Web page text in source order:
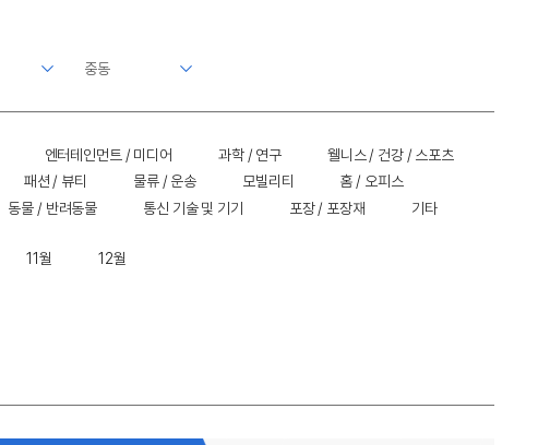
엔터테인먼트 / 미디어 과학 / 연구
웰니스 / 건강 / 스포츠
패션 / 뷰티 물류 / 운송 모빌리티
홈 / 오피스
동물 / 반려동물 통신 기술 및 기기 포장 / 포장재 기타
11월 12월